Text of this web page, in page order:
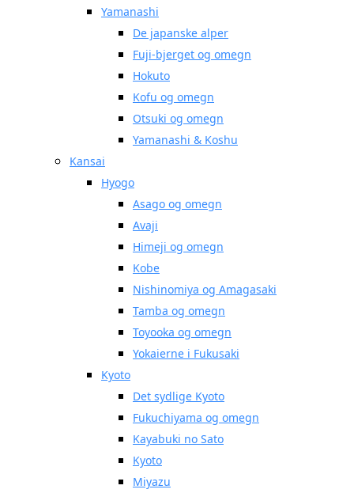
Yamanashi
De japanske alper
Fuji-bjerget og omegn
Hokuto
Kofu og omegn
Otsuki og omegn
Yamanashi & Koshu
Kansai
Hyogo
Asago og omegn
Avaji
Himeji og omegn
Kobe
Nishinomiya og Amagasaki
Tamba og omegn
Toyooka og omegn
Yokaierne i Fukusaki
Kyoto
Det sydlige Kyoto
Fukuchiyama og omegn
Kayabuki no Sato
Kyoto
Miyazu